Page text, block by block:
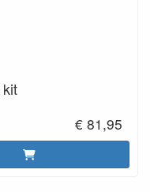
€ 81,95